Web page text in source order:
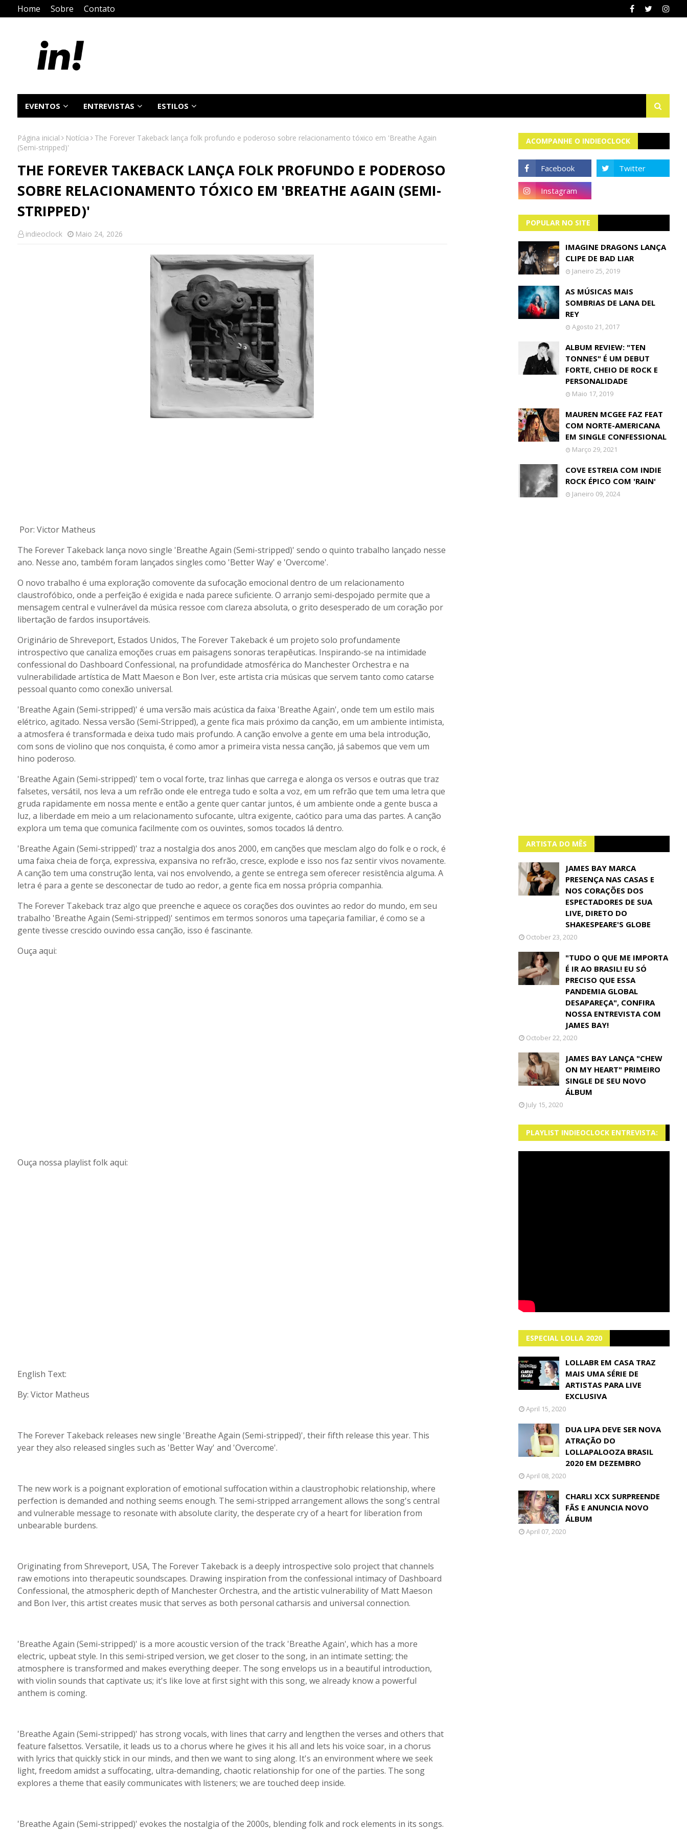
Home Sobre Contato
EVENTOS ENTREVISTAS ESTILOS
Página inicial Notícia
The Forever Takeback lança folk profundo e poderoso sobre relacionamento tóxico em 'Breathe Again
(Semi-stripped)'
THE FOREVER TAKEBACK LANÇA FOLK PROFUNDO E PODEROSO
SOBRE RELACIONAMENTO TÓXICO EM 'BREATHE AGAIN (SEMI-
STRIPPED)'
indieoclock Maio 24, 2026
Por: Victor Matheus
The Forever Takeback lança novo single 'Breathe Again (Semi-stripped)' sendo o quinto trabalho lançado nesse
ano. Nesse ano, também foram lançados singles como 'Better Way' e 'Overcome'.
O novo trabalho é uma exploração comovente da sufocação emocional dentro de um relacionamento
claustrofóbico, onde a perfeição é exigida e nada parece suficiente. O arranjo semi-despojado permite que a
mensagem central e vulnerável da música ressoe com clareza absoluta, o grito desesperado de um coração por
libertação de fardos insuportáveis.
Originário de Shreveport, Estados Unidos, The Forever Takeback é um projeto solo profundamente
introspectivo que canaliza emoções cruas em paisagens sonoras terapêuticas. Inspirando-se na intimidade
confessional do Dashboard Confessional, na profundidade atmosférica do Manchester Orchestra e na
vulnerabilidade artística de Matt Maeson e Bon Iver, este artista cria músicas que servem tanto como catarse
pessoal quanto como conexão universal.
'Breathe Again (Semi-stripped)' é uma versão mais acústica da faixa 'Breathe Again', onde tem um estilo mais
elétrico, agitado. Nessa versão (Semi-Stripped), a gente fica mais próximo da canção, em um ambiente intimista,
a atmosfera é transformada e deixa tudo mais profundo. A canção envolve a gente em uma bela introdução,
com sons de violino que nos conquista, é como amor a primeira vista nessa canção, já sabemos que vem um
hino poderoso.
'Breathe Again (Semi-stripped)' tem o vocal forte, traz linhas que carrega e alonga os versos e outras que traz
falsetes, versátil, nos leva a um refrão onde ele entrega tudo e solta a voz, em um refrão que tem uma letra que
gruda rapidamente em nossa mente e então a gente quer cantar juntos, é um ambiente onde a gente busca a
luz, a liberdade em meio a um relacionamento sufocante, ultra exigente, caótico para uma das partes. A canção
explora um tema que comunica facilmente com os ouvintes, somos tocados lá dentro.
'Breathe Again (Semi-stripped)' traz a nostalgia dos anos 2000, em canções que mesclam algo do folk e o rock, é
uma faixa cheia de força, expressiva, expansiva no refrão, cresce, explode e isso nos faz sentir vivos novamente.
A canção tem uma construção lenta, vai nos envolvendo, a gente se entrega sem oferecer resistência alguma. A
letra é para a gente se desconectar de tudo ao redor, a gente fica em nossa própria companhia.
The Forever Takeback traz algo que preenche e aquece os corações dos ouvintes ao redor do mundo, em seu
trabalho 'Breathe Again (Semi-stripped)' sentimos em termos sonoros uma tapeçaria familiar, é como se a
gente tivesse crescido ouvindo essa canção, isso é fascinante.
Ouça aqui:
Ouça nossa playlist folk aqui:
English Text:
By: Victor Matheus
The Forever Takeback releases new single 'Breathe Again (Semi-stripped)', their fifth release this year. This
year they also released singles such as 'Better Way' and 'Overcome'.
The new work is a poignant exploration of emotional suffocation within a claustrophobic relationship, where
perfection is demanded and nothing seems enough. The semi-stripped arrangement allows the song's central
and vulnerable message to resonate with absolute clarity, the desperate cry of a heart for liberation from
unbearable burdens.
Originating from Shreveport, USA, The Forever Takeback is a deeply introspective solo project that channels
raw emotions into therapeutic soundscapes. Drawing inspiration from the confessional intimacy of Dashboard
Confessional, the atmospheric depth of Manchester Orchestra, and the artistic vulnerability of Matt Maeson
and Bon Iver, this artist creates music that serves as both personal catharsis and universal connection.
'Breathe Again (Semi-stripped)' is a more acoustic version of the track 'Breathe Again', which has a more
electric, upbeat style. In this semi-striped version, we get closer to the song, in an intimate setting; the
atmosphere is transformed and makes everything deeper. The song envelops us in a beautiful introduction,
with violin sounds that captivate us; it's like love at first sight with this song, we already know a powerful
anthem is coming.
'Breathe Again (Semi-stripped)' has strong vocals, with lines that carry and lengthen the verses and others that
feature falsettos. Versatile, it leads us to a chorus where he gives it his all and lets his voice soar, in a chorus
with lyrics that quickly stick in our minds, and then we want to sing along. It's an environment where we seek
light, freedom amidst a suffocating, ultra-demanding, chaotic relationship for one of the parties. The song
explores a theme that easily communicates with listeners; we are touched deep inside.
'Breathe Again (Semi-stripped)' evokes the nostalgia of the 2000s, blending folk and rock elements in its songs.
ACOMPANHE O INDIEOCLOCK
POPULAR NO SITE
IMAGINE DRAGONS LANÇA
CLIPE DE BAD LIAR
Janeiro 25, 2019
AS MÚSICAS MAIS
SOMBRIAS DE LANA DEL
REY
Agosto 21, 2017
ALBUM REVIEW: "TEN
TONNES" É UM DEBUT
FORTE, CHEIO DE ROCK E
PERSONALIDADE
Maio 17, 2019
MAUREN MCGEE FAZ FEAT
COM NORTE-AMERICANA
EM SINGLE CONFESSIONAL
Março 29, 2021
COVE ESTREIA COM INDIE
ROCK ÉPICO COM 'RAIN'
Janeiro 09, 2024
ARTISTA DO MÊS
JAMES BAY MARCA
PRESENÇA NAS CASAS E
NOS CORAÇÕES DOS
ESPECTADORES DE SUA
LIVE, DIRETO DO
SHAKESPEARE'S GLOBE
October 23, 2020
"TUDO O QUE ME IMPORTA
É IR AO BRASIL! EU SÓ
PRECISO QUE ESSA
PANDEMIA GLOBAL
DESAPAREÇA", CONFIRA
NOSSA ENTREVISTA COM
JAMES BAY!
October 22, 2020
JAMES BAY LANÇA "CHEW
ON MY HEART" PRIMEIRO
SINGLE DE SEU NOVO
ÁLBUM
July 15, 2020
PLAYLIST INDIEOCLOCK ENTREVISTA:
ESPECIAL LOLLA 2020
LOLLABR EM CASA TRAZ
MAIS UMA SÉRIE DE
ARTISTAS PARA LIVE
EXCLUSIVA
April 15, 2020
DUA LIPA DEVE SER NOVA
ATRAÇÃO DO
LOLLAPALOOZA BRASIL
2020 EM DEZEMBRO
April 08, 2020
CHARLI XCX SURPREENDE
FÃS E ANUNCIA NOVO
ÁLBUM
April 07, 2020